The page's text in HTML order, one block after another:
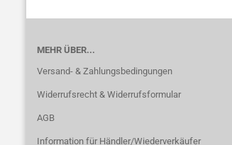
MEHR ÜBER...
Versand- & Zahlungsbedingungen
Widerrufsrecht & Widerrufsformular
AGB
Information für Händler/Wiederverkäufer